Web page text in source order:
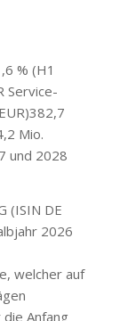
% (H1
Service-
Mio.
und 2028
(ISIN DE
2026
welcher auf
Anfang